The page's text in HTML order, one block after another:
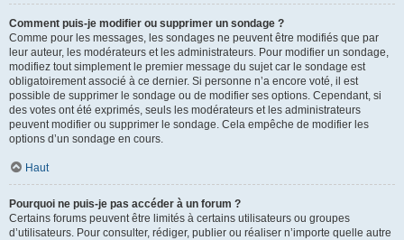
Comment puis-je modifier ou supprimer un sondage ?
Comme pour les messages, les sondages ne peuvent être modifiés que par
leur auteur, les modérateurs et les administrateurs. Pour modifier un sondage,
modifiez tout simplement le premier message du sujet car le sondage est
obligatoirement associé à ce dernier. Si personne n’a encore voté, il est
possible de supprimer le sondage ou de modifier ses options. Cependant, si
des votes ont été exprimés, seuls les modérateurs et les administrateurs
peuvent modifier ou supprimer le sondage. Cela empêche de modifier les
options d’un sondage en cours.
Haut
Pourquoi ne puis-je pas accéder à un forum ?
Certains forums peuvent être limités à certains utilisateurs ou groupes
d’utilisateurs. Pour consulter, rédiger, publier ou réaliser n’importe quelle autre